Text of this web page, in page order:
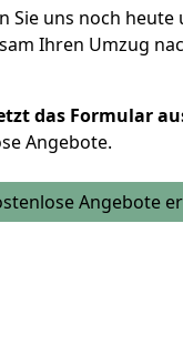
Sie uns noch heute
Ihren Umzug
das Formular
Angebote.
Angebote